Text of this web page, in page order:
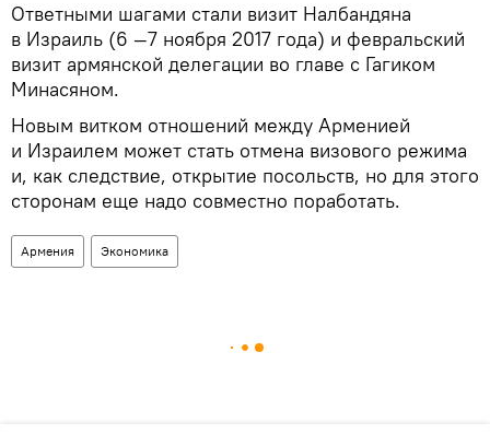
Ответными шагами стали визит Налбандяна
в Израиль (6 —7 ноября 2017 года) и февральский
визит армянской делегации во главе с Гагиком
Минасяном.
Новым витком отношений между Арменией
и Израилем может стать отмена визового режима
и, как следствие, открытие посольств, но для этого
сторонам еще надо совместно поработать.
Армения Экономика